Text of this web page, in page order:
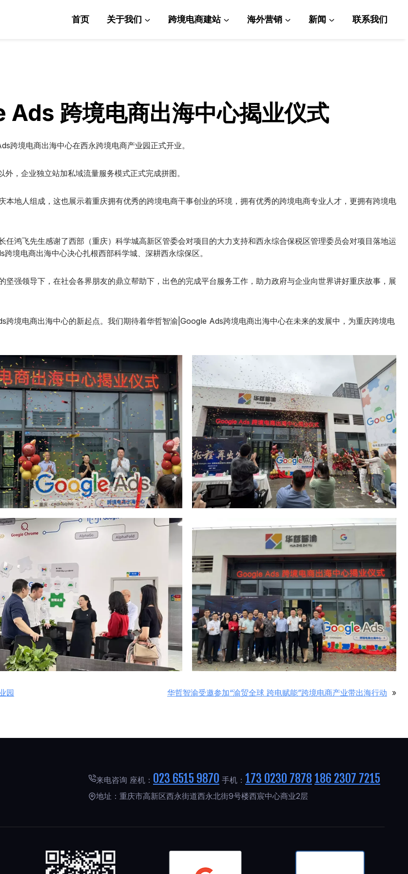
首页 关于我们 跨境电商建站 海外营销 新闻 联系我们
跨境电商出海中心揭业仪式
境电商出海中心在西永跨境电商产业园正式开业。
企业独立站加私域流量服务模式正式完成拼图。
人组成，这也展示着重庆拥有优秀的跨境电商干事创业的环境，拥有优秀的跨境电商专业人才，更拥有跨境电
飞先生感谢了西部（重庆）科学城高新区管委会对项目的大力支持和西永综合保税区管理委员会对项目落地运
境电商出海中心决心扎根西部科学城、深耕西永综保区。
领导下，在社会各界朋友的鼎立帮助下，出色的完成平台服务工作，助力政府与企业向世界讲好重庆故事，展
电商出海中心的新起点。我们期待着华哲智渝|Google Ads跨境电商出海中心在未来的发展中，为重庆跨境电
园 华哲智渝受邀参加“渝贸全球 跨电赋能”跨境电商产业带出海行动 »
来电咨询 座机： 023 6515 9870 手机： 173 0230 7878 186 2307 7215
地址：重庆市高新区西永街道西永北街9号楼西宸中心商业2层